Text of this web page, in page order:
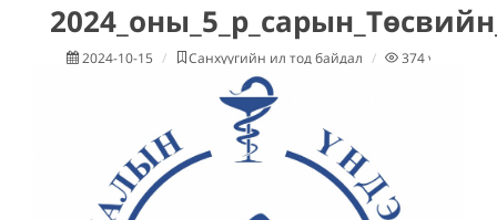
2024-10-15 Санхүүгийн ил тод байдал 374уншсан